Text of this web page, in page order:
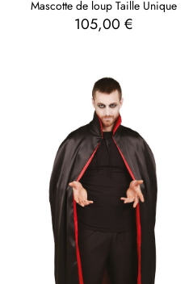
Mascotte de loup Taille Unique
105,00€